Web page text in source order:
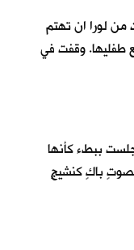
من لورا ان تهتم
طفليها. وقفت في
ببطء كأنها
بصوتٍ باكٍ كنشيجٍ